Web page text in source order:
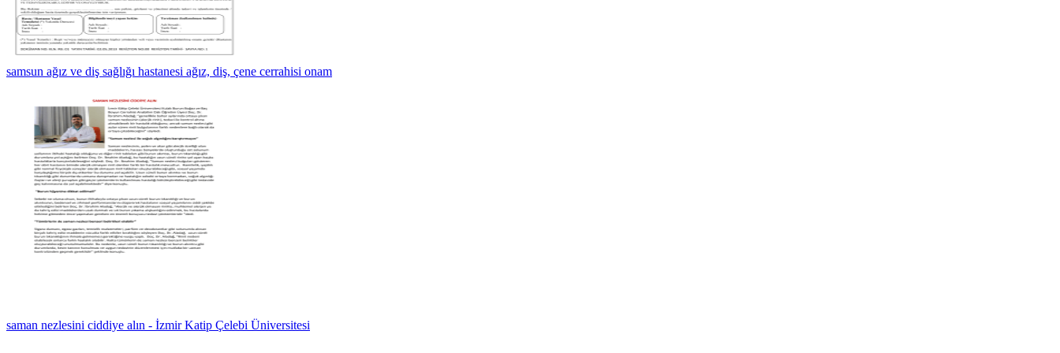
samsun ağız ve diş sağlığı hastanesi ağız, diş, çene cerrahisi onam
saman nezlesini ciddiye alın - İzmir Katip Çelebi Üniversitesi